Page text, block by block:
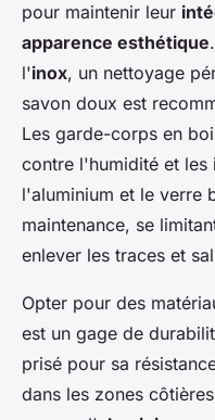
pour maintenir leur
apparence esthétique
l'inox, un nettoyage
savon doux est
Les garde-corps en
contre l'humidité et les
l'aluminium et le verre
maintenance, se
enlever les traces et
Opter pour des
est un gage de
prisé pour sa
dans les zones